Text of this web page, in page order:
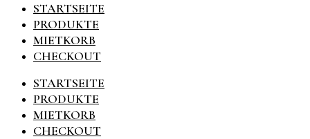
STARTSEITE
PRODUKTE
MIETKORB
CHECKOUT
STARTSEITE
PRODUKTE
MIETKORB
CHECKOUT